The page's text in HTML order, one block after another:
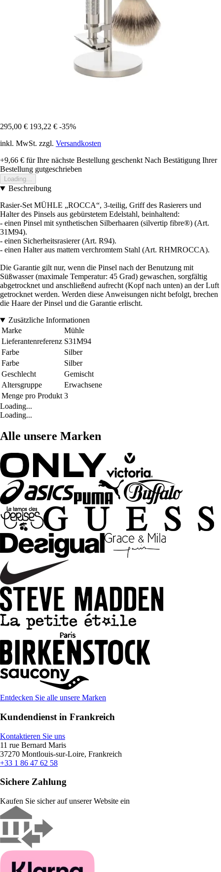
295,00 € 193,22 € -35%
inkl. MwSt. zzgl. Versandkosten
+9,66 € für Ihre nächste Bestellung geschenkt Nach Bestätigung Ihrer
Bestellung gutgeschrieben
Loading...
Beschreibung
Rasier-Set MÜHLE „ROCCA“, 3-teilig, Griff des Rasierers und
Halter des Pinsels aus gebürstetem Edelstahl, beinhaltend:
- einen Pinsel mit synthetischen Silberhaaren (silvertip fibre®) (Art.
31M94).
- einen Sicherheitsrasierer (Art. R94).
- einen Halter aus mattem verchromtem Stahl (Art. RHMROCCA).
Die Garantie gilt nur, wenn die Pinsel nach der Benutzung mit
Süßwasser (maximale Temperatur: 45 Grad) gewaschen, sorgfältig
abgetrocknet und anschließend aufrecht (Kopf nach unten) an der Luft
getrocknet werden. Werden diese Anweisungen nicht befolgt, brechen
die Haare der Pinsel und die Garantie erlischt.
Zusätzliche Informationen
Marke
Mühle
Lieferantenreferenz S31M94
Farbe
Silber
Farbe
Silber
Geschlecht
Gemischt
Altersgruppe
Erwachsene
Menge pro Produkt 3
Loading...
Loading...
Alle unsere Marken
Entdecken Sie alle unsere Marken
Kundendienst in Frankreich
Kontaktieren Sie uns
11 rue Bernard Maris
37270 Montlouis-sur-Loire, Frankreich
+33 1 86 47 62 58
Sichere Zahlung
Kaufen Sie sicher auf unserer Website ein